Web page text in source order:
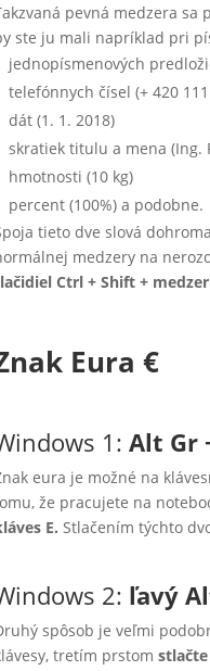
pevná medzera sa
ste ju mali napríklad pri
jednopísmenových
telefónnych čísel (+ 420
dát (1. 1. 2018)
skratiek titulu a mena (Ing.
hmotnosti (10 kg)
percent (100%) a podobne.
tieto dve slová
medzery na
Ctrl + Shift +
Eura €
1: Alt Gr
eura je možné na
že pracujete na
E. Stlačením týchto
2: ľavý
spôsob je veľmi
tretím prstom stlačte